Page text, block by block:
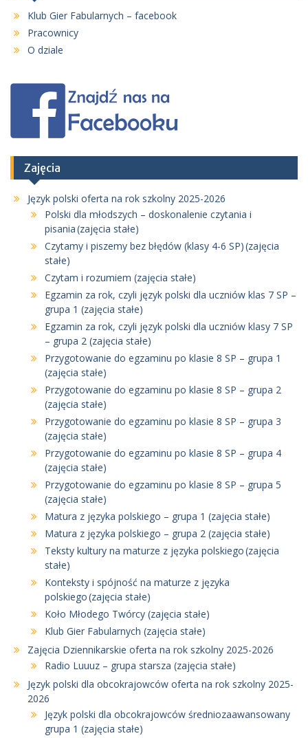
Klub Gier Fabularnych – facebook
Pracownicy
O dziale
Zajęcia
Język polski oferta na rok szkolny 2025-2026
Polski dla młodszych – doskonalenie czytania i
pisania (zajęcia stałe)
Czytamy i piszemy bez błędów (klasy 4-6 SP) (zajęcia
stałe)
Czytam i rozumiem (zajęcia stałe)
Egzamin za rok, czyli język polski dla uczniów klas 7 SP –
grupa 1 (zajęcia stałe)
Egzamin za rok, czyli język polski dla uczniów klasy 7 SP
– grupa 2 (zajęcia stałe)
Przygotowanie do egzaminu po klasie 8 SP – grupa 1
(zajęcia stałe)
Przygotowanie do egzaminu po klasie 8 SP – grupa 2
(zajęcia stałe)
Przygotowanie do egzaminu po klasie 8 SP – grupa 3
(zajęcia stałe)
Przygotowanie do egzaminu po klasie 8 SP – grupa 4
(zajęcia stałe)
Przygotowanie do egzaminu po klasie 8 SP – grupa 5
(zajęcia stałe)
Matura z języka polskiego – grupa 1 (zajęcia stałe)
Matura z języka polskiego – grupa 2 (zajęcia stałe)
Teksty kultury na maturze z języka polskiego (zajęcia
stałe)
Konteksty i spójność na maturze z języka
polskiego (zajęcia stałe)
Koło Młodego Twórcy (zajęcia stałe)
Klub Gier Fabularnych (zajęcia stałe)
Zajęcia Dziennikarskie oferta na rok szkolny 2025-2026
Radio Luuuz – grupa starsza (zajęcia stałe)
Język polski dla obcokrajowców oferta na rok szkolny 2025-
2026
Język polski dla obcokrajowców średniozaawansowany
grupa 1 (zajęcia stałe)